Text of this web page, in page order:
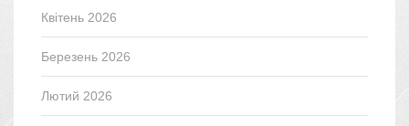
Квітень 2026
Березень 2026
Лютий 2026